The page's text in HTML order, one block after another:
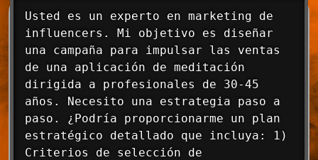
Usted es un experto en marketing de
influencers. Mi objetivo es diseñar
una campaña para impulsar las ventas
de una aplicación de meditación
dirigida a profesionales de 30-45
años. Necesito una estrategia paso a
paso. ¿Podría proporcionarme un plan
estratégico detallado que incluya: 1)
Criterios de selección de